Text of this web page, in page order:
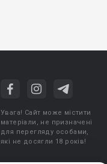
Увага! Сайт може містити
матеріали, не призначені
для перегляду особами,
які не досягли 18 років!